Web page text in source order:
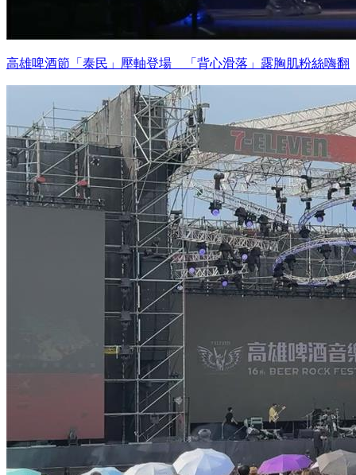
高雄啤酒節「泰民」壓軸登場 「背心滑落」露胸肌粉絲嗨翻